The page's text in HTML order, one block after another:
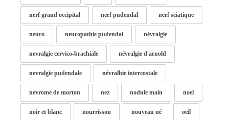
nerf grand occipital nerf pudendal nerf sciatique
neuro neuropathie pudendal névralgie
nevralgie cervico-brachiale névralgie d'arnold
nevralgie pudendale névralhie intercostale
nevrome de morton nez nodule main noel
noir et blanc nourrisson nouveau né oeil